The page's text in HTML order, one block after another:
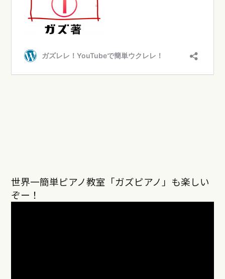
世界一簡単ピアノ教室「ガズピアノ」も楽しい
ぞー！